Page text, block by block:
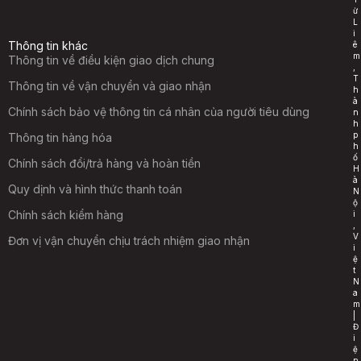
Thông tin khác
Thông tin về điều kiện giao dịch chung
Thông tin về vận chuyển và giao nhận
Chính sách bảo vệ thông tin cá nhân của người tiêu dùng
Thông tin hàng hóa
Chính sách đổi/trả hàng và hoàn tiền
Quy dịnh và hình thức thanh toán
Chính sách kiểm hàng
Đơn vị vận chuyển chịu trách nhiệm giao nhận
ừ
L
i
ê
m
T
h
à
n
h
p
h
ố
H
à
N
ộ
i
V
i
ệ
t
N
a
m
Đ
i
ệ